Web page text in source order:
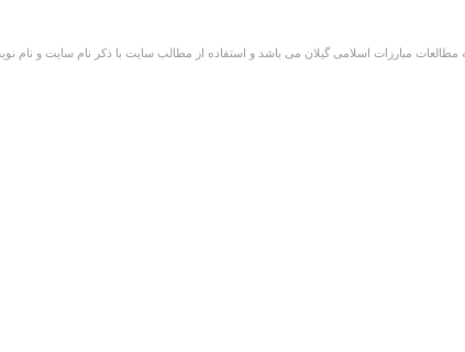
مبارزات اسلامی گیلان می باشد و استفاده از مطالب سایت با ذکر نام سایت و نام